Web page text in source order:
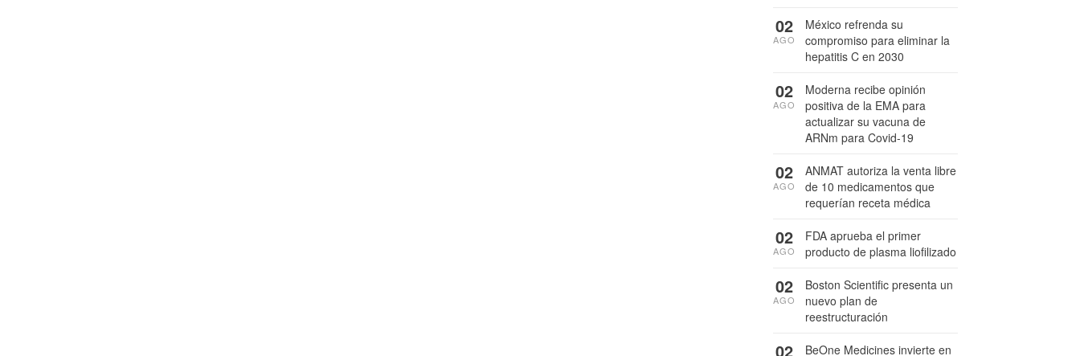
México refrenda su
compromiso para eliminar la
hepatitis C en 2030
02
AGO
Moderna recibe opinión
positiva de la EMA para
actualizar su vacuna de
ARNm para Covid-19
02
AGO
ANMAT autoriza la venta libre
de 10 medicamentos que
requerían receta médica
02
AGO
FDA aprueba el primer
producto de plasma liofilizado
02
AGO
Boston Scientific presenta un
nuevo plan de
reestructuración
02
AGO
BeOne Medicines invierte en
02